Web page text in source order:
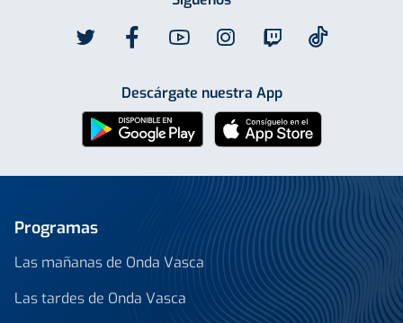
Descárgate nuestra App
Programas
Las mañanas de Onda Vasca
Las tardes de Onda Vasca